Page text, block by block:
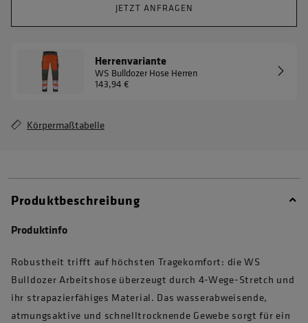
JETZT ANFRAGEN
Herrenvariante
WS Bulldozer Hose Herren
143,94 €
Körpermaßtabelle
Produktbeschreibung
Produktinfo
Robustheit trifft auf höchsten Tragekomfort: die WS
Bulldozer Arbeitshose überzeugt durch 4-Wege-Stretch und
ihr strapazierfähiges Material. Das wasserabweisende,
atmungsaktive und schnelltrocknende Gewebe sorgt für ein